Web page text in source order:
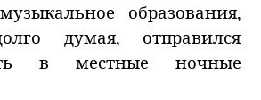
образования,
думая, отправился
в местные ночные